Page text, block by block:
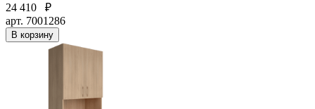
24 410
₽
арт. 7001286
В корзину